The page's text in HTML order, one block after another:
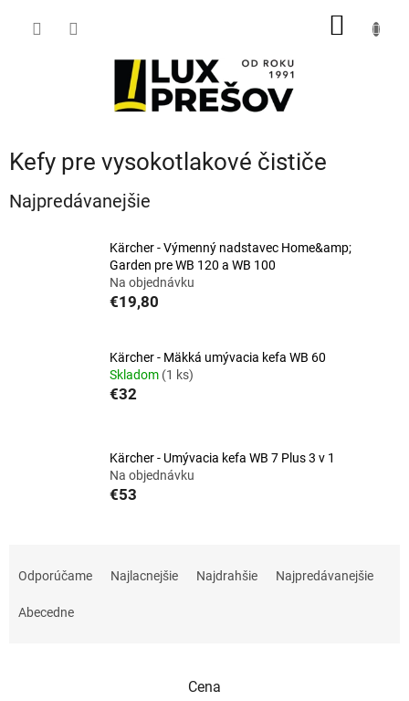
Kefy pre vysokotlakové čističe
Najpredávanejšie
Kärcher - Výmenný nadstavec Home&amp;
Garden pre WB 120 a WB 100
Na objednávku
€19,80
Kärcher - Mäkká umývacia kefa WB 60
Skladom (1 ks)
€32
Kärcher - Umývacia kefa WB 7 Plus 3 v 1
Na objednávku
€53
Odporúčame Najlacnejšie Najdrahšie Najpredávanejšie
Abecedne
Cena